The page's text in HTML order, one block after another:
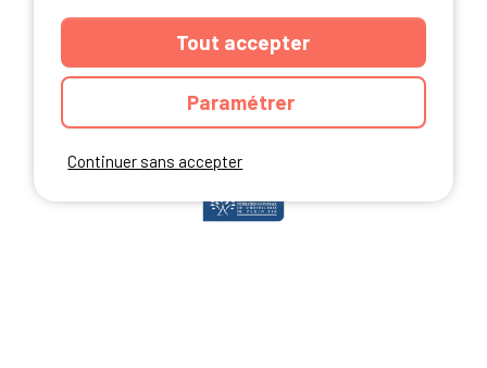
Continuer sans accepter
Tout accepter
Paramétrer